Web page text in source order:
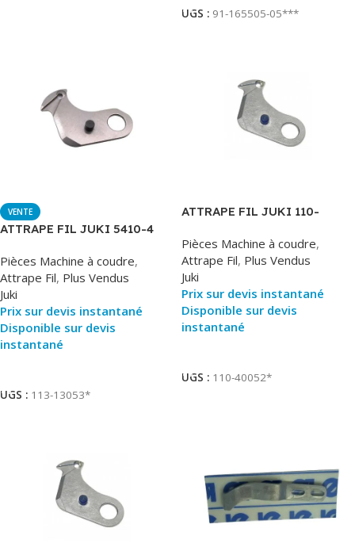
UGS : 91-165505-05***
VENTE
ATTRAPE FIL JUKI 5410-4
Pièces Machine à coudre,
Attrape Fil, Plus Vendus
Juki
Prix sur devis instantané
Disponible sur devis
instantané
UGS : 113-13053*
ATTRAPE FIL JUKI 110-
Pièces Machine à coudre,
Attrape Fil, Plus Vendus
Juki
Prix sur devis instantané
Disponible sur devis
instantané
UGS : 110-40052*